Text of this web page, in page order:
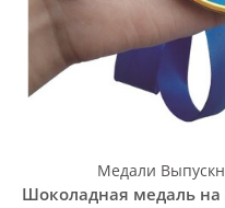
Медали
Шоколадная медаль на